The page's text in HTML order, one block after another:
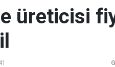
üreticisi